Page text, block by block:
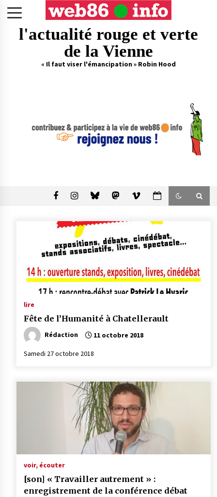
l'actualité rouge et verte
de la Vienne
« Il faut viser l'émancipation » Robin Hood
lire
Fête de l’Humanité à Chatellerault
Rédaction 11 octobre 2018
Samedi 27 octobre 2018
voir, écouter
[son] « Travailler autrement » :
enregistrement de la conférence débat